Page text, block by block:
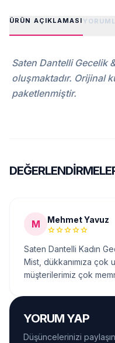
ÜRÜN AÇIKLAMASI
Saten Dantelli Gecelik
oluşmaktadır. Orijinal
paketlenmiştir.
M Mehmet Yavuz
starstarstarstarstar
Saten Dantelli Kadın
Mist, dükkanımıza çok
müşterilerimiz çok
YORUM YAP
Düşüncelerinizi